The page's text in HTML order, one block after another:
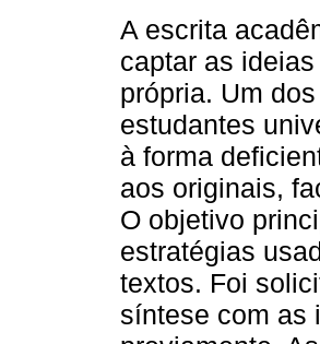
A escrita
captar as
própria. Um
estudantes
à forma
aos originais,
O objetivo
estratégias
textos. Foi
síntese com as